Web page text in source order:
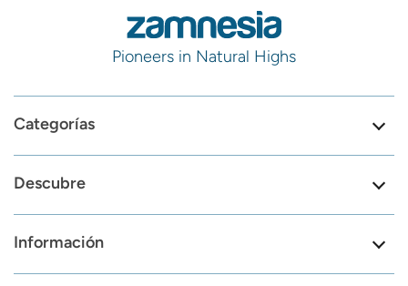
Pioneers in Natural Highs
Categorías
Descubre
Información